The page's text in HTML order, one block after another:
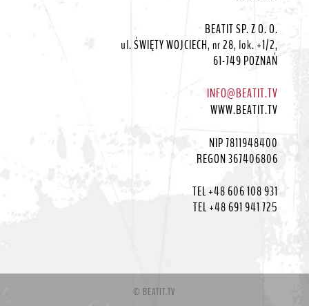
BEATIT SP. Z O. O.
ul. ŚWIĘTY WOJCIECH, nr 28, lok. +1/2,
61-749 POZNAŃ
INFO@BEATIT.TV
WWW.BEATIT.TV
NIP 7811948400
REGON 367406806
TEL +48 606 108 931
TEL +48 691 941 725
© BEATIT.TV